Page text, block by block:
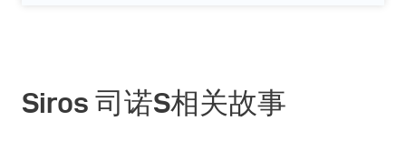
Siros 司诺S相关故事